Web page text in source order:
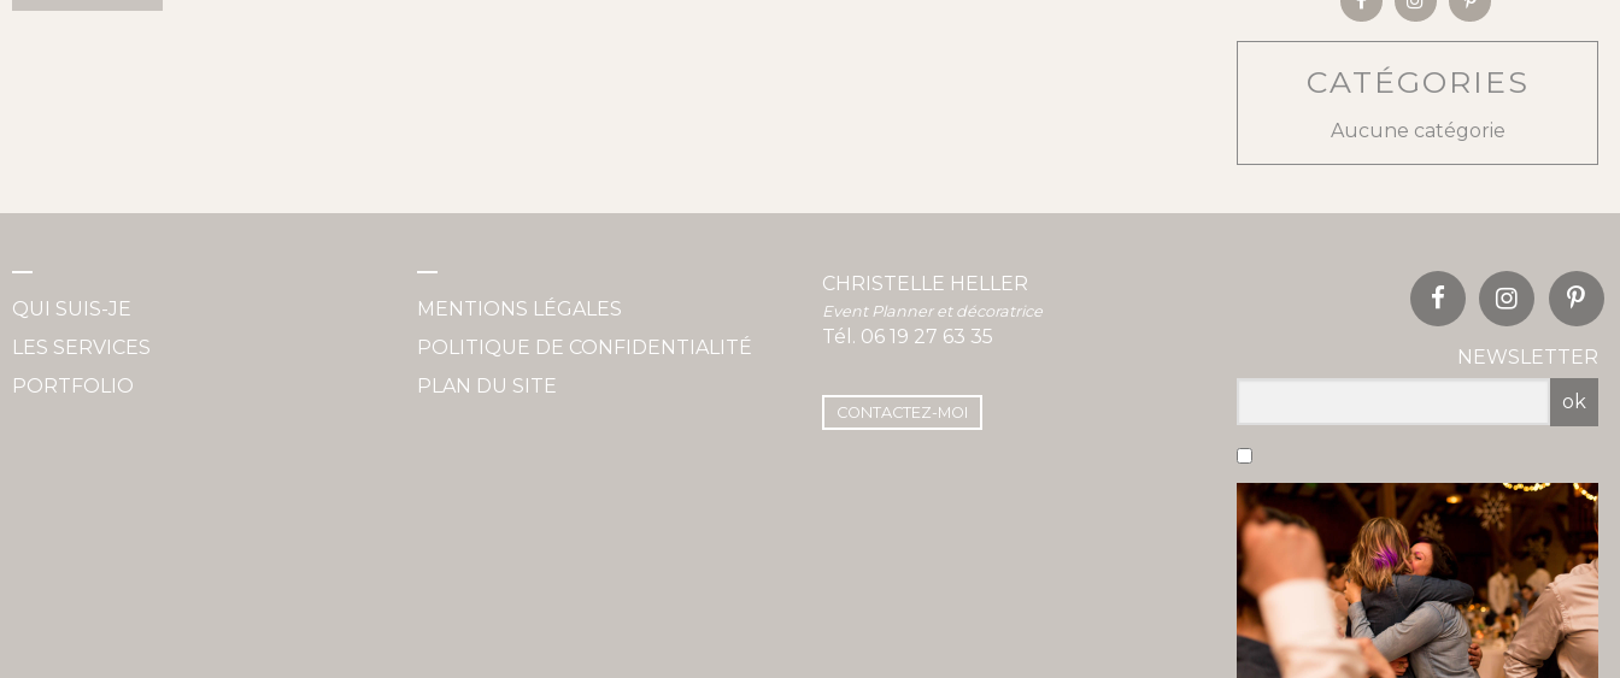
CATÉGORIES
Aucune catégorie
QUI SUIS-JE
LES SERVICES
PORTFOLIO
MENTIONS LÉGALES
POLITIQUE DE CONFIDENTIALITÉ
PLAN DU SITE
CHRISTELLE HELLER
Event Planner et décoratrice
Tél. 06 19 27 63 35
CONTACTEZ-MOI
NEWSLETTER
ok